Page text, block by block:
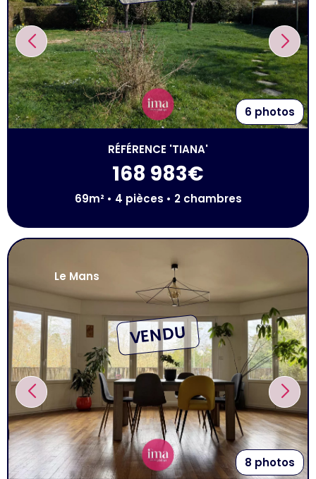
6 photos
RÉFÉRENCE 'TIANA'
168 983€
69m² • 4 pièces • 2 chambres
VENDU
Le Mans
8 photos